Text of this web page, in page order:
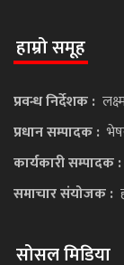
हाम्रो समूह
प्रवन्ध निर्देशक :
प्रधान सम्पादक :
कार्यकारी सम्पादक :
समाचार संयोजक :
सोसल मिडिया